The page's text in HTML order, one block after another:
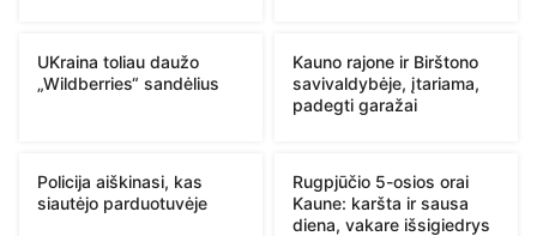
UKraina toliau daužo
„Wildberries“ sandėlius
Kauno rajone ir Birštono
savivaldybėje, įtariama,
padegti garažai
Policija aiškinasi, kas
siautėjo parduotuvėje
Rugpjūčio 5-osios orai
Kaune: karšta ir sausa
diena, vakare išsigiedrys